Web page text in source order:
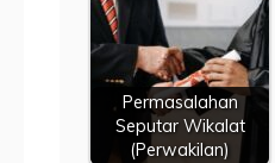
Permasalahan
Seputar Wikalat
(Perwakilan)